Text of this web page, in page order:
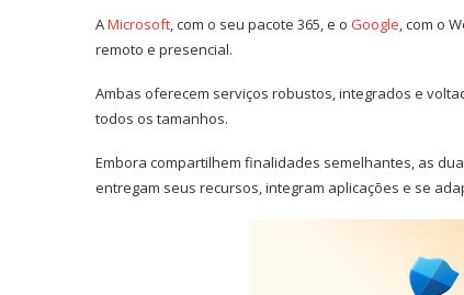
AMicrosoft, com o seu pacote 365, e o Google, com o
remoto e presencial.
Ambas oferecem serviços robustos, integrados e
todos os tamanhos.
Embora compartilhem finalidades semelhantes, as
entregam seus recursos, integram aplicações e se